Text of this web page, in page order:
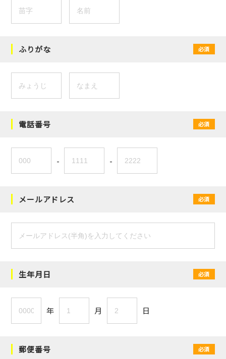
ふりがな 必須
電話番号 必須
- -
メールアドレス 必須
生年月日 必須
年 月 日
郵便番号 必須